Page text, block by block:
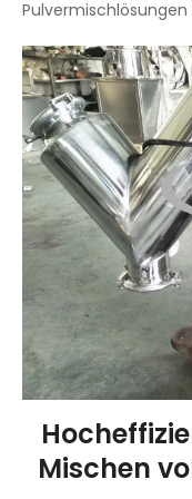
Mischen